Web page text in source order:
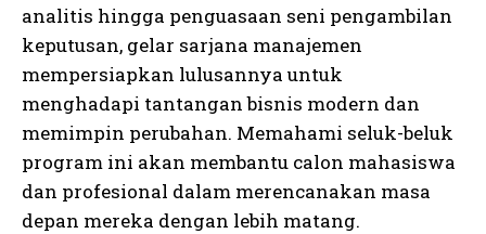
analitis hingga penguasaan seni pengambilan
keputusan, gelar sarjana manajemen
mempersiapkan lulusannya untuk
menghadapi tantangan bisnis modern dan
memimpin perubahan. Memahami seluk-beluk
program ini akan membantu calon mahasiswa
dan profesional dalam merencanakan masa
depan mereka dengan lebih matang.